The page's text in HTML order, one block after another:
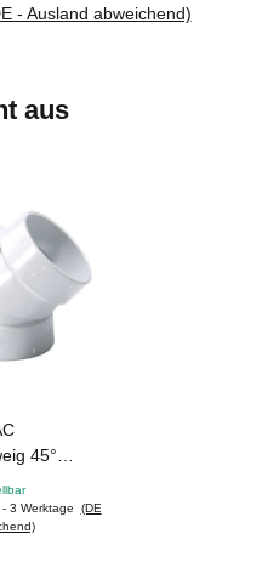
- Ausland abweichend)
aus
45°
- 3 Werktage (DE